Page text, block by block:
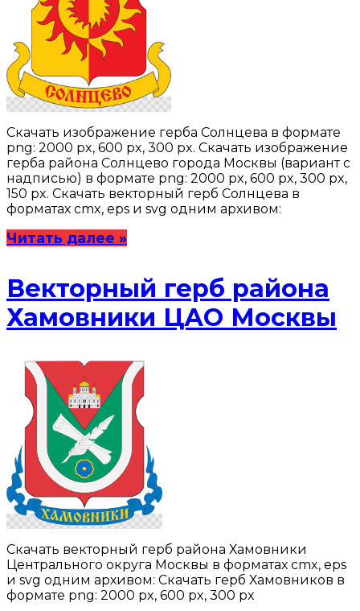
Скачать изображение герба Солнцева в формате
png: 2000 px, 600 px, 300 px. Скачать изображение
герба района Солнцево города Москвы (вариант с
надписью) в формате png: 2000 px, 600 px, 300 px,
150 px. Скачать векторный герб Солнцева в
форматах cmx, eps и svg одним архивом:
Читать далее »
Векторный герб района
Хамовники ЦАО Москвы
Скачать векторный герб района Хамовники
Центрального округа Москвы в форматах cmx, eps
и svg одним архивом: Скачать герб Хамовников в
формате png: 2000 px, 600 px, 300 px